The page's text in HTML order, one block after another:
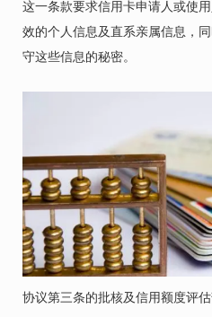
这一条款要求信用卡申请人或使
效的个人信息及直系亲属信息，
守这些信息的秘密。
协议第三条的批核及信用额度评估